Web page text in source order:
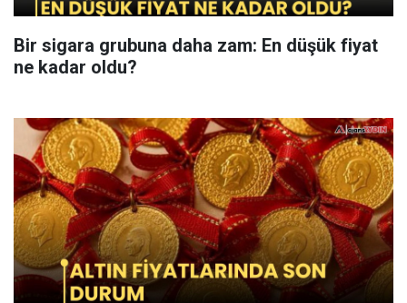
Bir sigara grubuna daha zam: En düşük fiyat
ne kadar oldu?